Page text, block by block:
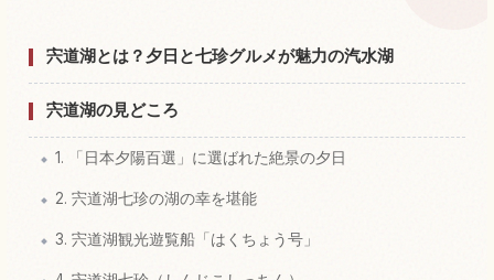
宍道湖の体験を探す↗
宍道湖とは？夕日と七珍グルメが魅力の汽水湖
宍道湖の見どころ
1. 「日本夕陽百選」に選ばれた絶景の夕日
2. 宍道湖七珍の湖の幸を堪能
3. 宍道湖観光遊覧船「はくちょう号」